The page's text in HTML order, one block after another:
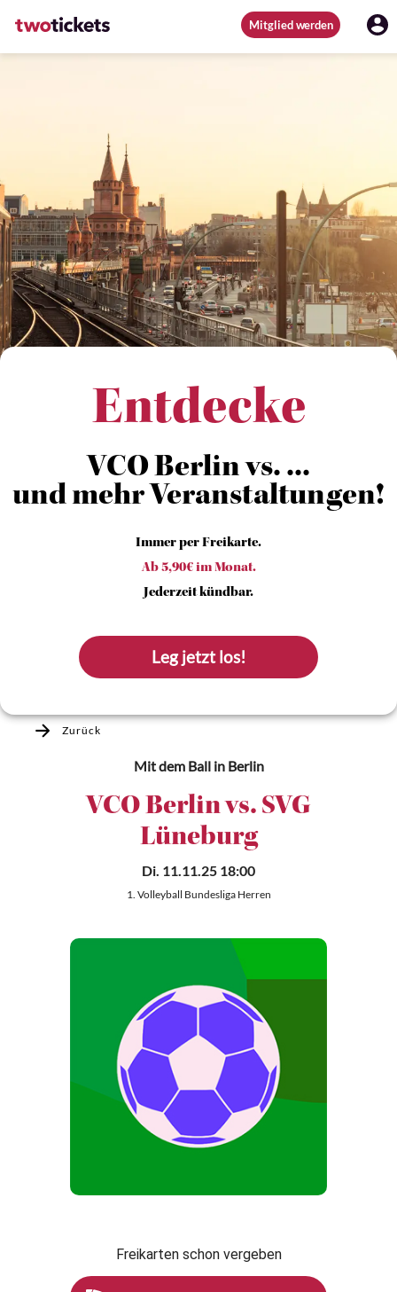
Mitglied werden
Entdecke
VCO Berlin vs. ...
und mehr Veranstaltungen!
Immer per Freikarte.
Ab 5,90€ im Monat.
Jederzeit kündbar.
Leg jetzt los!
Zurück
Mit dem Ballin Berlin
VCO Berlin vs. SVG
Lüneburg
Di. 11.11.25 18:00
1. Volleyball Bundesliga Herren
Freikarten schon vergeben